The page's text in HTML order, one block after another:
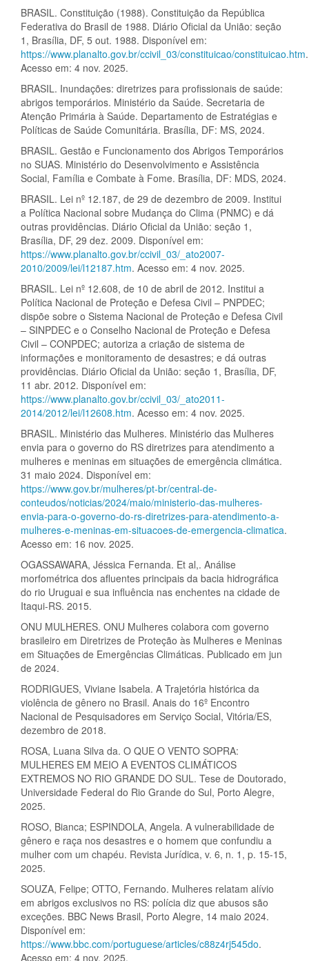
BRASIL. Constituição (1988). Constituição da República
Federativa do Brasil de 1988. Diário Oficial da União: seção
1, Brasília, DF, 5 out. 1988. Disponível em:
https://www.planalto.gov.br/ccivil_03/constituicao/constituicao.htm.
Acesso em: 4 nov. 2025.
BRASIL. Inundações: diretrizes para profissionais de saúde:
abrigos temporários. Ministério da Saúde. Secretaria de
Atenção Primária à Saúde. Departamento de Estratégias e
Políticas de Saúde Comunitária. Brasília, DF: MS, 2024.
BRASIL. Gestão e Funcionamento dos Abrigos Temporários
no SUAS. Ministério do Desenvolvimento e Assistência
Social, Família e Combate à Fome. Brasília, DF: MDS, 2024.
BRASIL. Lei nº 12.187, de 29 de dezembro de 2009. Institui
a Política Nacional sobre Mudança do Clima (PNMC) e dá
outras providências. Diário Oficial da União: seção 1,
Brasília, DF, 29 dez. 2009. Disponível em:
https://www.planalto.gov.br/ccivil_03/_ato2007-
2010/2009/lei/l12187.htm. Acesso em: 4 nov. 2025.
BRASIL. Lei nº 12.608, de 10 de abril de 2012. Institui a
Política Nacional de Proteção e Defesa Civil – PNPDEC;
dispõe sobre o Sistema Nacional de Proteção e Defesa Civil
– SINPDEC e o Conselho Nacional de Proteção e Defesa
Civil – CONPDEC; autoriza a criação de sistema de
informações e monitoramento de desastres; e dá outras
providências. Diário Oficial da União: seção 1, Brasília, DF,
11 abr. 2012. Disponível em:
https://www.planalto.gov.br/ccivil_03/_ato2011-
2014/2012/lei/l12608.htm. Acesso em: 4 nov. 2025.
BRASIL. Ministério das Mulheres. Ministério das Mulheres
envia para o governo do RS diretrizes para atendimento a
mulheres e meninas em situações de emergência climática.
31 maio 2024. Disponível em:
https://www.gov.br/mulheres/pt-br/central-de-
conteudos/noticias/2024/maio/ministerio-das-mulheres-
envia-para-o-governo-do-rs-diretrizes-para-atendimento-a-
mulheres-e-meninas-em-situacoes-de-emergencia-climatica.
Acesso em: 16 nov. 2025.
OGASSAWARA, Jéssica Fernanda. Et al,. Análise
morfométrica dos afluentes principais da bacia hidrográfica
do rio Uruguai e sua influência nas enchentes na cidade de
Itaqui-RS. 2015.
ONU MULHERES. ONU Mulheres colabora com governo
brasileiro em Diretrizes de Proteção às Mulheres e Meninas
em Situações de Emergências Climáticas. Publicado em jun
de 2024.
RODRIGUES, Viviane Isabela. A Trajetória histórica da
violência de gênero no Brasil. Anais do 16º Encontro
Nacional de Pesquisadores em Serviço Social, Vitória/ES,
dezembro de 2018.
ROSA, Luana Silva da. O QUE O VENTO SOPRA:
MULHERES EM MEIO A EVENTOS CLIMÁTICOS
EXTREMOS NO RIO GRANDE DO SUL. Tese de Doutorado,
Universidade Federal do Rio Grande do Sul, Porto Alegre,
2025.
ROSO, Bianca; ESPINDOLA, Angela. A vulnerabilidade de
gênero e raça nos desastres e o homem que confundiu a
mulher com um chapéu. Revista Jurídica, v. 6, n. 1, p. 15-15,
2025.
SOUZA, Felipe; OTTO, Fernando. Mulheres relatam alívio
em abrigos exclusivos no RS: polícia diz que abusos são
exceções. BBC News Brasil, Porto Alegre, 14 maio 2024.
Disponível em:
https://www.bbc.com/portuguese/articles/c88z4rj545do.
Acesso em: 4 nov. 2025.